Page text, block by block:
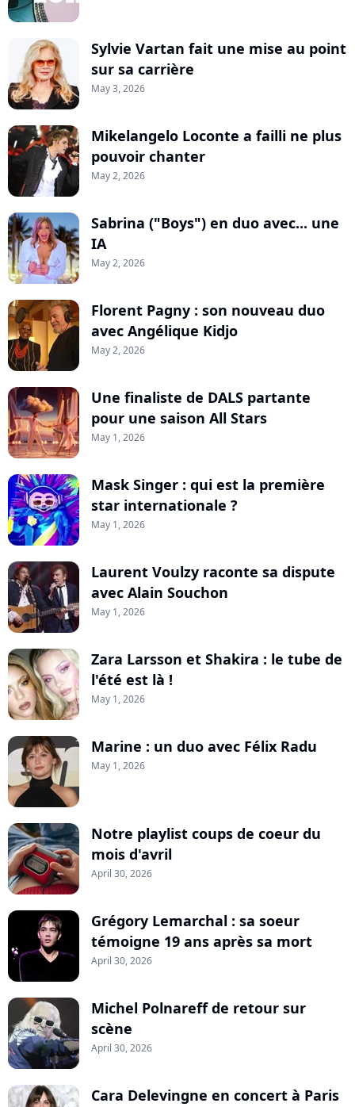
Sylvie Vartan fait une mise au point
sur sa carrière
May 3, 2026
Mikelangelo Loconte a failli ne plus
pouvoir chanter
May 2, 2026
Sabrina ("Boys") en duo avec... une
IA
May 2, 2026
Florent Pagny : son nouveau duo
avec Angélique Kidjo
May 2, 2026
Une finaliste de DALS partante
pour une saison All Stars
May 1, 2026
Mask Singer : qui est la première
star internationale ?
May 1, 2026
Laurent Voulzy raconte sa dispute
avec Alain Souchon
May 1, 2026
Zara Larsson et Shakira : le tube de
l'été est là !
May 1, 2026
Marine : un duo avec Félix Radu
May 1, 2026
Notre playlist coups de coeur du
mois d'avril
April 30, 2026
Grégory Lemarchal : sa soeur
témoigne 19 ans après sa mort
April 30, 2026
Michel Polnareff de retour sur
scène
April 30, 2026
Cara Delevingne en concert à Paris